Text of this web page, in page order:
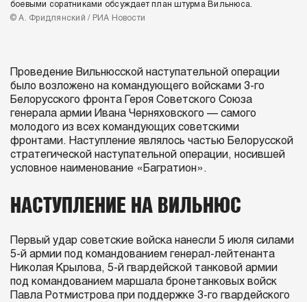
боевыми соратниками обсуждает план штурма Вильнюса.
© А. Фридлянский / РИА Новости
Проведение Вильнюсской наступательной операции
было возложено на командующего войсками 3-го
Белорусского фронта Героя Советского Союза
генерала армии Ивана Черняховского — самого
молодого из всех командующих советскими
фронтами. Наступление являлось частью Белорусской
стратегической наступательной операции, носившей
условное наименование «Багратион».
НАСТУПЛЕНИЕ НА ВИЛЬНЮС
Первый удар советские войска нанесли 5 июля силами
5-й армии под командованием генерал-лейтенанта
Николая Крылова, 5-й гвардейской танковой армии
под командованием маршала бронетанковых войск
Павла Ротмистрова при поддержке 3-го гвардейского